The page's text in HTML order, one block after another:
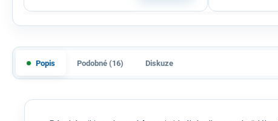
Popis Podobné (16) Diskuze